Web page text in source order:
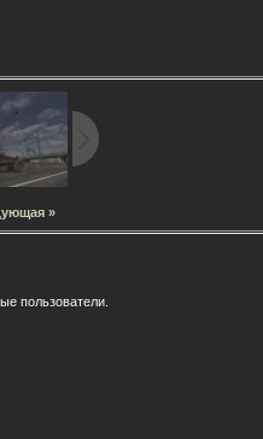
»
пользователи.